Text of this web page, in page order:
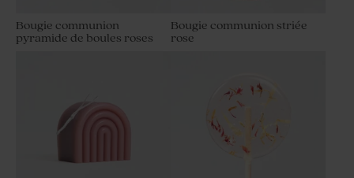
Bougie communion
pyramide de boules roses
Bougie communion striée
rose